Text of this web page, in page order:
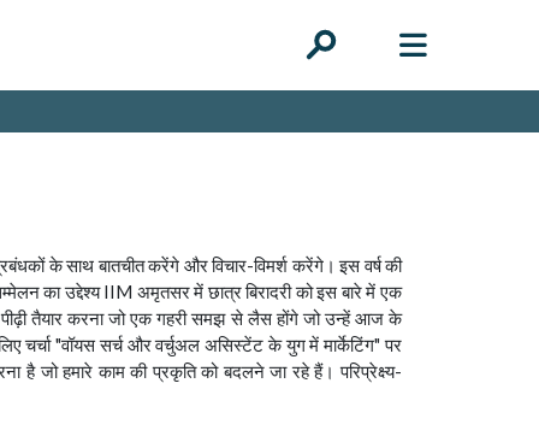
के साथ बातचीत करेंगे और विचार-विमर्श करेंगे। इस वर्ष की
का उद्देश्य IIM अमृतसर में छात्र बिरादरी को इस बारे में एक
पीढ़ी तैयार करना जो एक गहरी समझ से लैस होंगे जो उन्हें आज के
चर्चा "वॉयस सर्च और वर्चुअल असिस्टेंट के युग में मार्केटिंग" पर
है जो हमारे काम की प्रकृति को बदलने जा रहे हैं। परिप्रेक्ष्य-